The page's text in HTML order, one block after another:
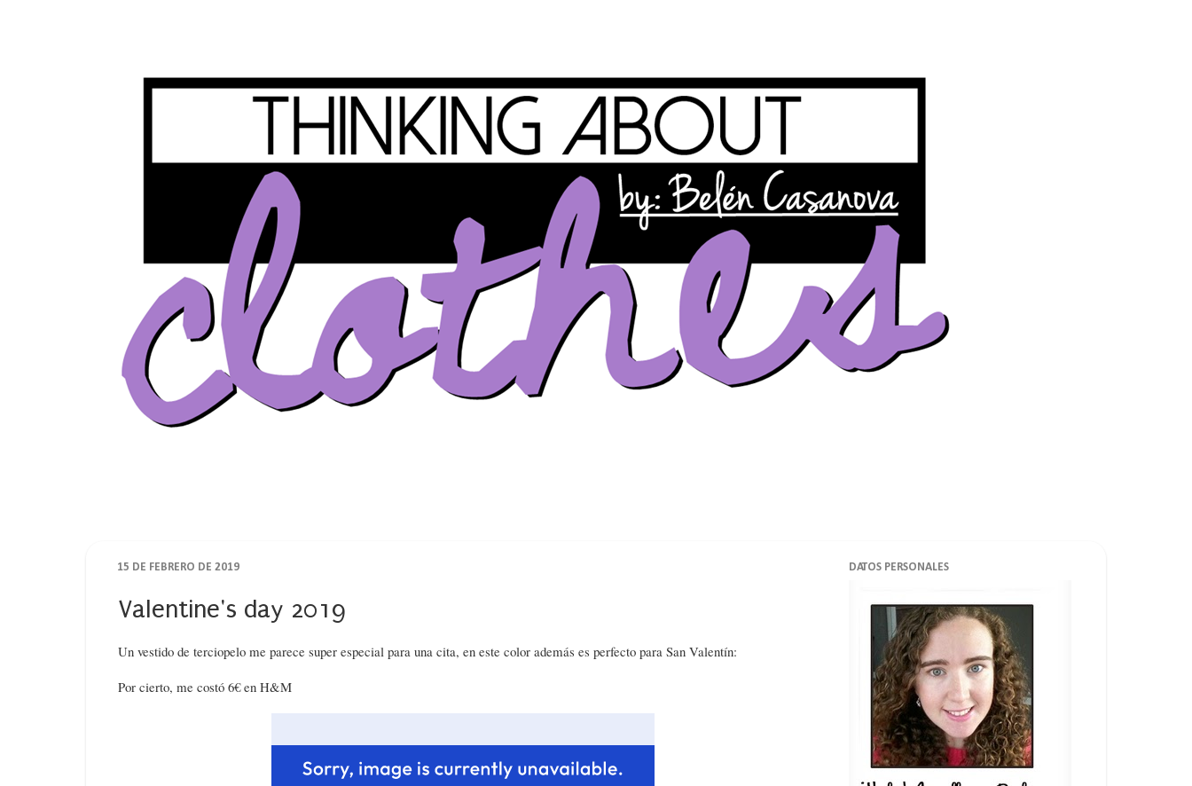
15 DE FEBRERO DE 2019
Valentine's day 2019
Un vestido de terciopelo me parece super especial para una cita, en este color además es perfecto para San Valentín:
Por cierto, me costó 6€ en H&M
DATOS PERSONALES